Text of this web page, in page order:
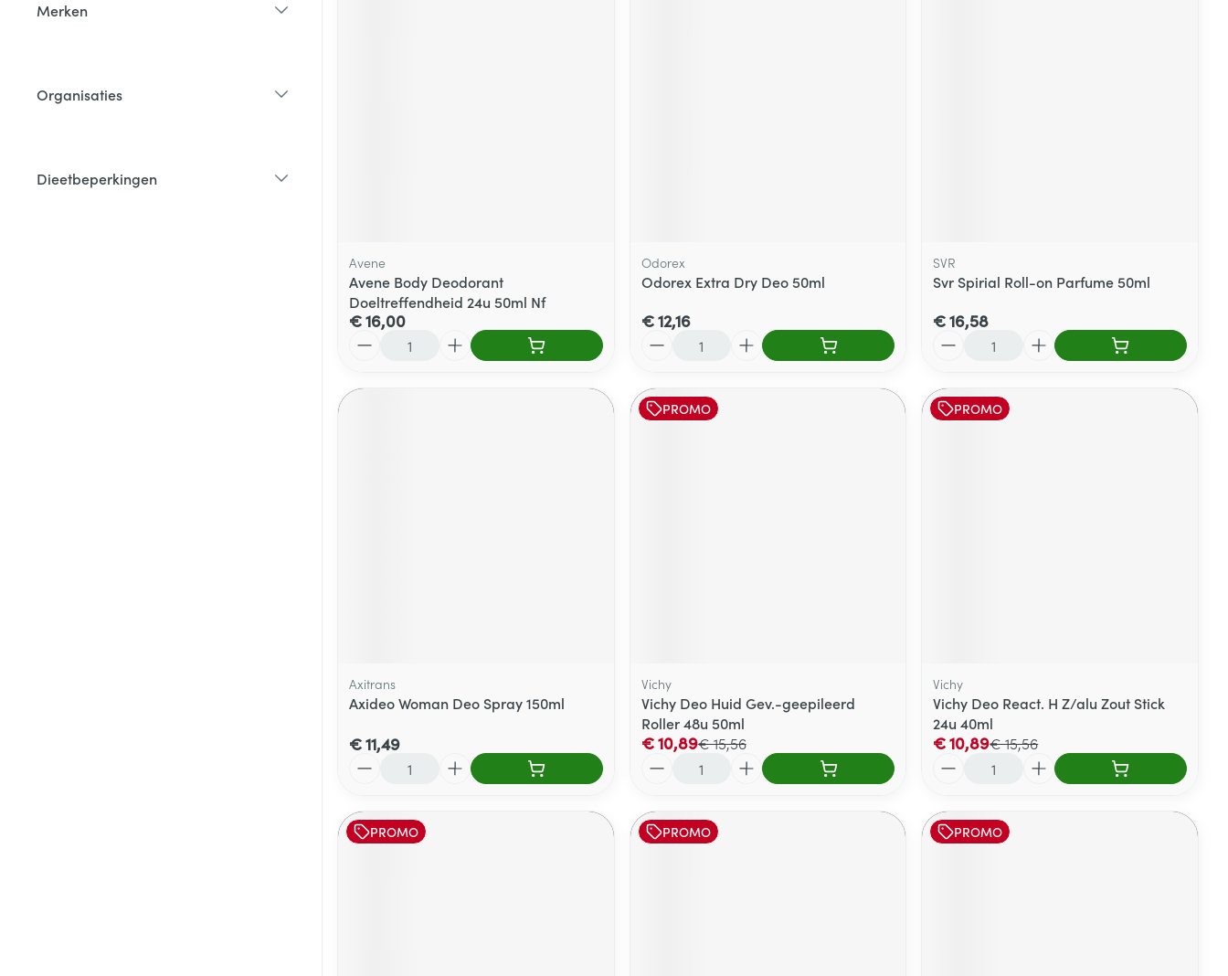
Merken
Organisaties
Dieetbeperkingen
Avene
Avene Body Deodorant
Doeltreffendheid 24u 50ml Nf
€ 16,00
Odorex
Odorex Extra Dry Deo 50ml
€ 12,16
SVR
Svr Spirial Roll-on Parfume 50ml
€ 16,58
Axitrans
Axideo Woman Deo Spray 150ml
€ 11,49
PROMO
Vichy
Vichy Deo Huid Gev.-geepileerd
Roller 48u 50ml
€ 15,56
€ 10,89
PROMO
Vichy
Vichy Deo React. H Z/alu Zout Stick
24u 40ml
€ 15,56
€ 10,89
PROMO PROMO PROMO